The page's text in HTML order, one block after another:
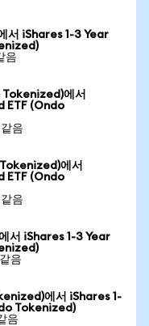
서 iShares 1-3 Year
음
에서
ETF (Ondo
음
에서
ETF (Ondo
음
서 iShares 1-3 Year
음
에서 iShares 1-
Tokenized)
음